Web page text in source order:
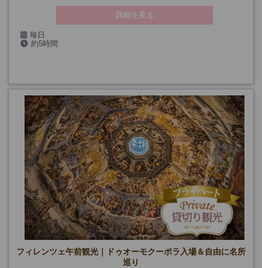
詳細を見る
毎日
約5時間
フィレンツェ午前観光｜ドゥオーモクーポラ入場＆自由に名所
巡り